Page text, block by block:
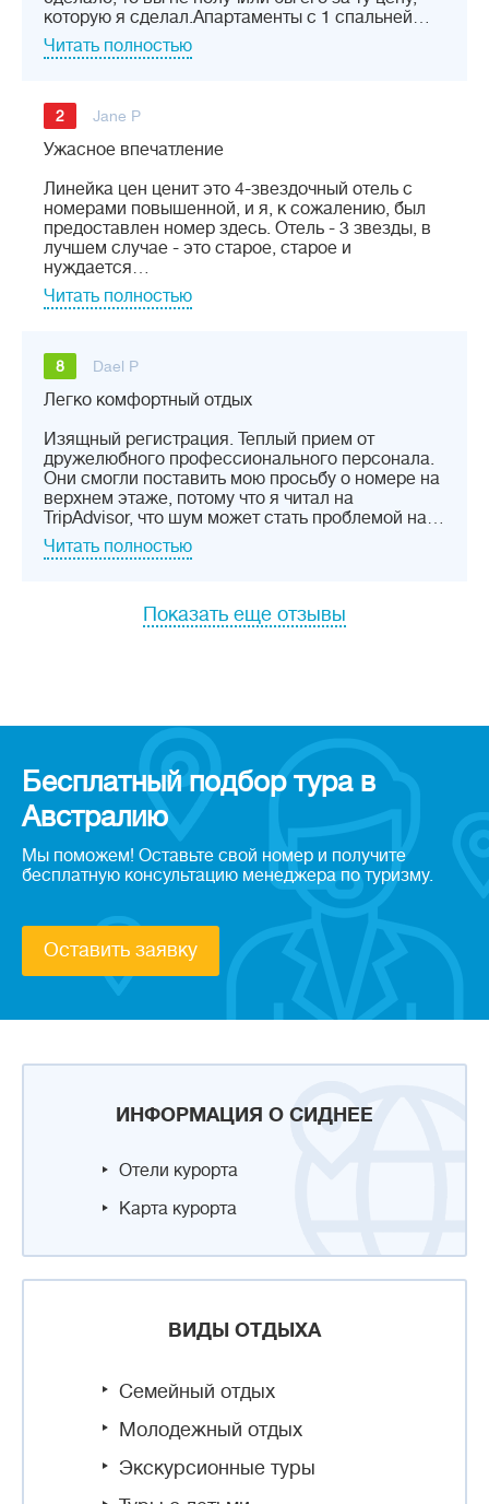
ИНФОРМАЦИЯ О СИДНЕЕ
Отели курорта
Карта курорта
ВИДЫ ОТДЫХА
Семейный отдых
Молодежный отдых
Экскурсионные туры
которую я сделал.Апартаменты с 1 спальней…
Читать полностью
2 Jane P
Ужасное впечатление
Линейка цен ценит это 4-звездочный отель с
номерами повышенной, и я, к сожалению, был
предоставлен номер здесь. Отель - 3 звезды, в
лучшем случае - это старое, старое и
нуждается…
Читать полностью
8 Dael P
Легко комфортный отдых
Изящный регистрация. Теплый прием от
дружелюбного профессионального персонала.
Они смогли поставить мою просьбу о номере на
верхнем этаже, потому что я читал на
TripAdvisor, что шум может стать проблемой на…
Читать полностью
Показать еще отзывы
Бесплатный подбор тура в
Австралию
Мы поможем! Оставьте свой номер и получите
бесплатную консультацию менеджера по туризму.
Оставить заявку